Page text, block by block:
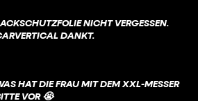
NICHT VERGESSEN.
DANKT.
HAT DIE FRAU MIT DEM XXL-MESSER
VOR 😭